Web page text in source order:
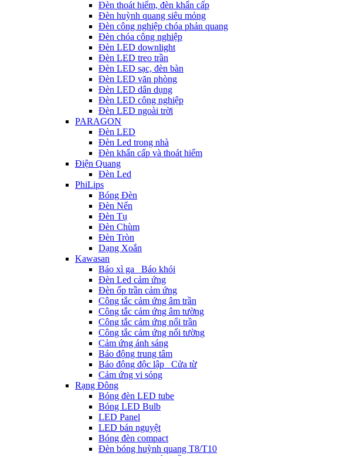
Đèn thoát hiểm, đèn khẩn cấp
Đèn huỳnh quang siêu mỏng
Đèn công nghiệp chóa phản quang
Đèn chóa công nghiệp
Đèn LED downlight
Đèn LED treo trần
Đèn LED sạc, đèn bàn
Đèn LED văn phòng
Đèn LED dân dụng
Đèn LED công nghiệp
Đèn LED ngoài trời
PARAGON
Đèn LED
Đèn Led trong nhà
Đèn khẩn cấp và thoát hiểm
Điện Quang
Đèn Led
PhiLips
Bóng Đèn
Đèn Nến
Đèn Tụ
Đèn Chùm
Đèn Tròn
Dạng Xoắn
Kawasan
Báo xì ga_ Báo khói
Đèn Led cảm ứng
Đèn ốp trần cảm ứng
Công tắc cảm ứng âm trần
Công tắc cảm ứng âm tường
Công tắc cảm ứng nổi trần
Công tắc cảm ứng nổi tường
Cảm ứng ánh sáng
Báo động trung tâm
Báo động độc lập_ Cửa từ
Cảm ứng vi sóng
Rạng Đông
Bóng đèn LED tube
Bóng LED Bulb
LED Panel
LED bán nguyệt
Bóng đèn compact
Đèn bóng huỳnh quang T8/T10